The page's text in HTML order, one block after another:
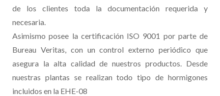
de los clientes toda la documentación requerida y
necesaria.
Asimismo posee la certificación ISO 9001 por parte de
Bureau Veritas, con un control externo periódico que
asegura la alta calidad de nuestros productos. Desde
nuestras plantas se realizan todo tipo de hormigones
incluidos en la EHE-08